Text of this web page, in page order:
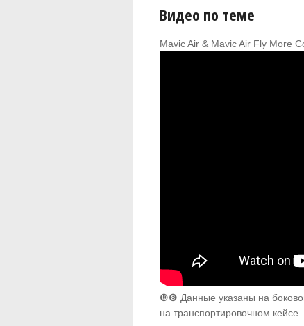
Видео по теме
Mavic Air & Mavic Air Fly More
❿❽ Данные указаны на
на транспортировочном